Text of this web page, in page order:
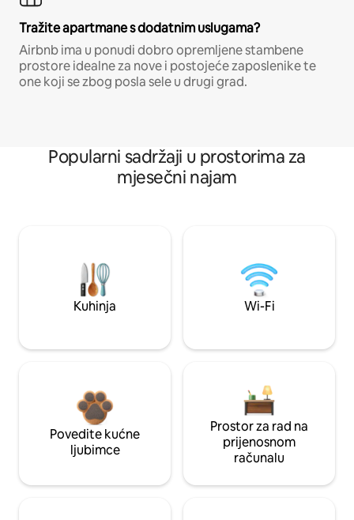
Tražite apartmane s dodatnim uslugama?
Airbnb ima u ponudi dobro opremljene stambene
prostore idealne za nove i postojeće zaposlenike te
one koji se zbog posla sele u drugi grad.
Popularni sadržaji u prostorima za
mjesečni najam
Kuhinja Wi-Fi
Povedite kućne
ljubimce
Prostor za rad na
prijenosnom
računalu